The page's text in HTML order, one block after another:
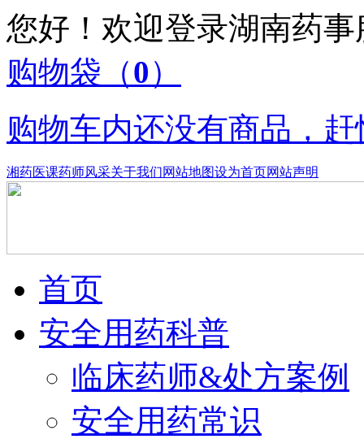
您好！欢迎登录湖南药
购物袋 （0）
购物车内还没有商品，
湘药医课药师风采关于我们网站地图设为首页网站声明
首页
安全用药科普
临床药师&处方案例
安全用药常识